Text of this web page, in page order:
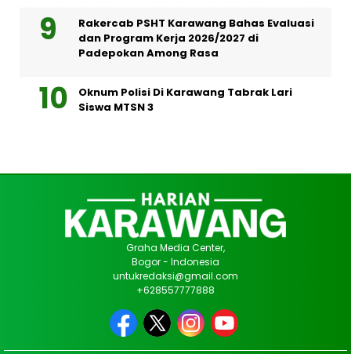
Rakercab PSHT Karawang Bahas Evaluasi
dan Program Kerja 2026/2027 di
Padepokan Among Rasa
Oknum Polisi Di Karawang Tabrak Lari
Siswa MTSN 3
Graha Media Center,
Bogor - Indonesia
untukredaksi@gmail.com
+628557777888